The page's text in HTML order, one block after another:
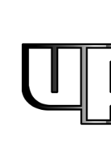
content